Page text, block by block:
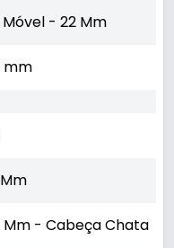
- 22 Mm
mm
Mm - Cabeça Chata